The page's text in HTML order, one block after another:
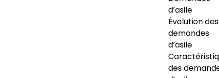
d’asile
Évolution des
demandes
d’asile
des